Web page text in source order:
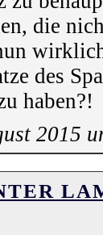
die
des
haben?!
2015